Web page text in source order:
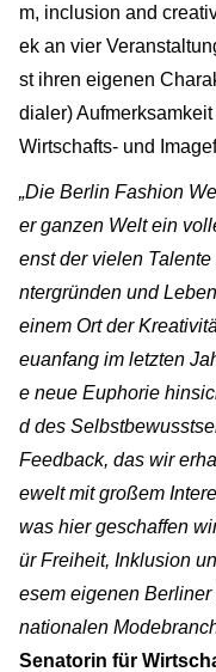
m, inclusion and
ek an vier
st ihren eigenen
dialer)
Wirtschafts- und
„Die Berlin Fashion
er ganzen Welt ein
enst der vielen
ntergründen und
einem Ort der
euanfang im letzten
e neue Euphorie
d des
Feedback, das wir
ewelt mit großem
was hier geschaffen
ür Freiheit, Inklusion
esem eigenen
nationalen
Senatorin für